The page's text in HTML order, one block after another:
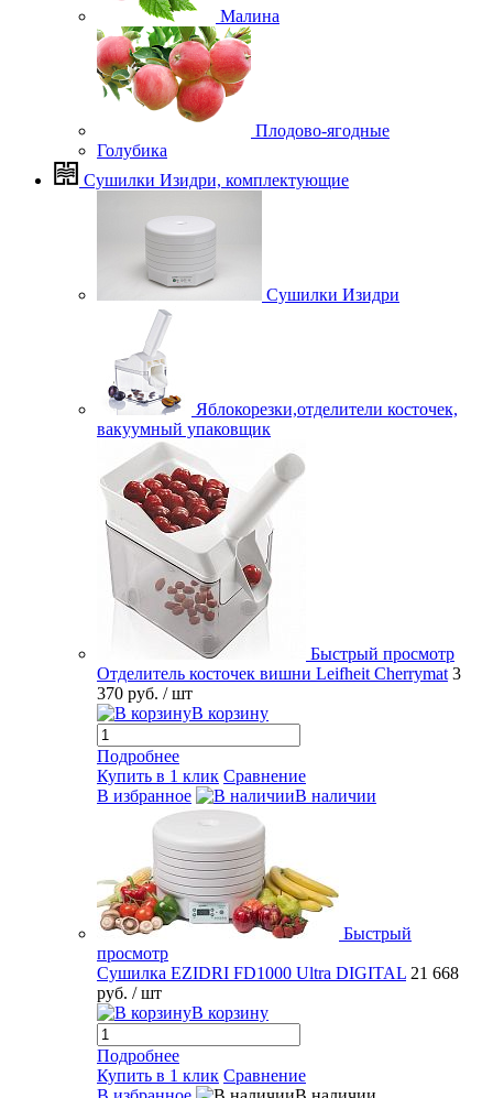
Малина
Плодово-ягодные
Голубика
Сушилки Изидри, комплектующие
Сушилки Изидри
Яблокорезки,отделители косточек,
вакуумный упаковщик
Быстрый просмотр
Отделитель косточек вишни Leifheit Cherrymat 3
370 руб. / шт
В корзину
Подробнее
Купить в 1 клик Сравнение
В избранное
В наличии
Быстрый
просмотр
Сушилка EZIDRI FD1000 Ultra DIGITAL 21 668
руб. / шт
В корзину
Подробнее
Купить в 1 клик Сравнение